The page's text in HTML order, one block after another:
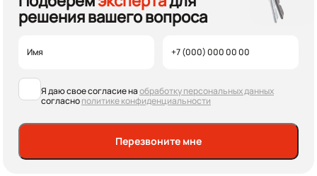
решения вашего вопроса
Я даю свое согласие наобработку персональных данных
согласнополитике конфиденциальности
Перезвоните мне